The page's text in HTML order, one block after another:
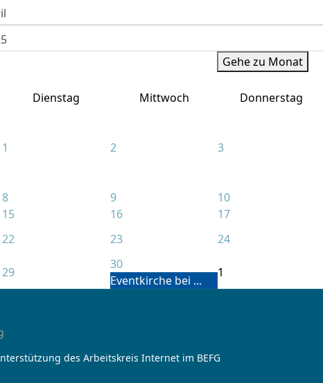
Gehe zu Monat
Dienstag Mittwoch Donnerstag
1 2 3
8 9 10
15 16 17
22 23 24
29
30
Eventkirche bei ...
1
des Arbeitskreis Internet im BEFG